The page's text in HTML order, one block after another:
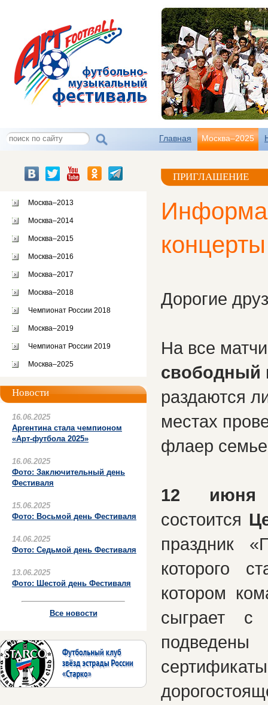
Главная Москва–2025
Москва–2013
Москва–2014
Москва–2015
Москва–2016
Москва–2017
Москва–2018
Чемпионат России 2018
Москва–2019
Чемпионат России 2019
Москва–2025
Новости
16.06.2025
Аргентина стала чемпионом
«Арт-футбола 2025»
16.06.2025
Фото: Заключительный день
Фестиваля
15.06.2025
Фото: Восьмой день Фестиваля
14.06.2025
Фото: Седьмой день Фестиваля
13.06.2025
Фото: Шестой день Фестиваля
Все новости
ПРИГЛАШЕНИЕ
Дорогие
На все
свободный
раздаются
местах
флаер
12 июня
состоится
праздник
которого
котором
сыграет с
подведены